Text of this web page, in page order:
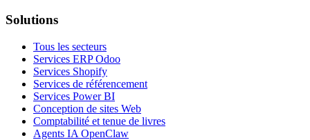
Solutions
Tous les secteurs
Services ERP Odoo
Services Shopify
Services de référencement
Services Power BI
Conception de sites Web
Comptabilité et tenue de livres
Agents IA OpenClaw